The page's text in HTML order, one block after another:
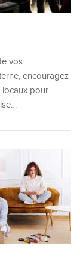
vos
encouragez
locaux pour